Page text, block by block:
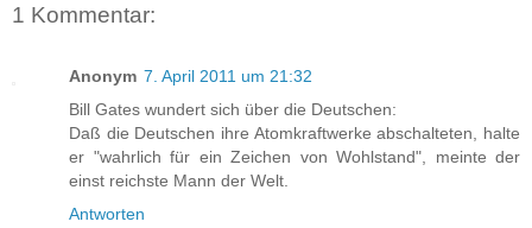
1 Kommentar:
Anonym 7. April 2011 um 21:32
Bill Gates wundert sich über die Deutschen:
Daß die Deutschen ihre Atomkraftwerke abschalteten, halte
er "wahrlich für ein Zeichen von Wohlstand", meinte der
einst reichste Mann der Welt.
Antworten